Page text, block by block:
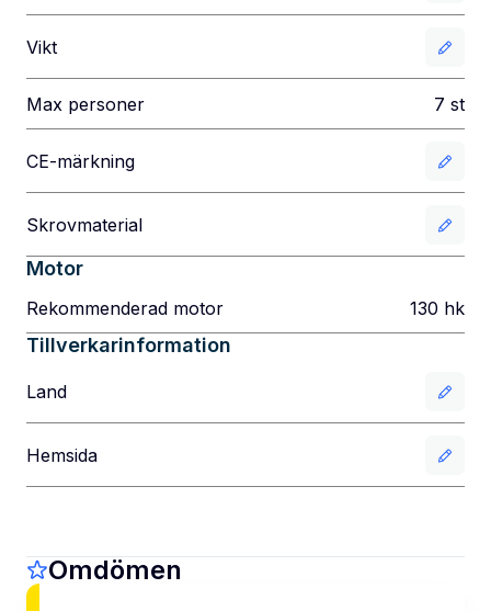
Vikt
Max personer 7 st
CE-märkning
Skrovmaterial
Motor
Rekommenderad motor 130 hk
Tillverkarinformation
Land
Hemsida
Omdömen